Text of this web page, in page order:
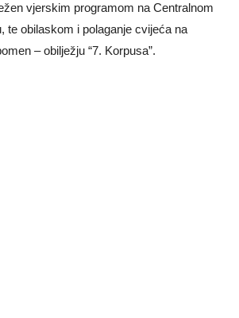
vjerskim programom na Centralnom
te obilaskom i polaganje cvijeća na
– obilježju “7. Korpusa”.